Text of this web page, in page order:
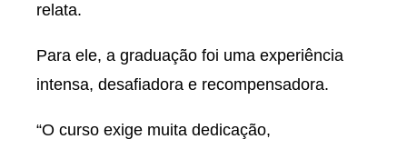
relata.
Para ele, a graduação foi uma experiência
intensa, desafiadora e recompensadora.
“O curso exige muita dedicação,